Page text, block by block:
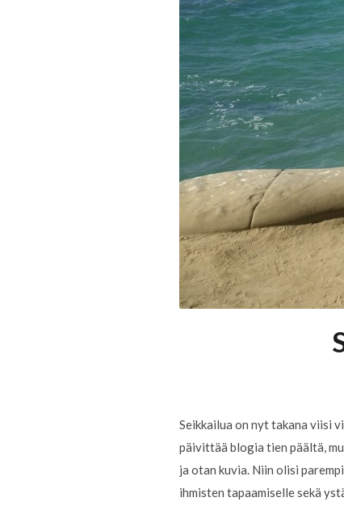
Seikkailua on nyt takana viisi
päivittää blogia tien päältä,
ja otan kuvia. Niin olisi
ihmisten tapaamiselle sekä